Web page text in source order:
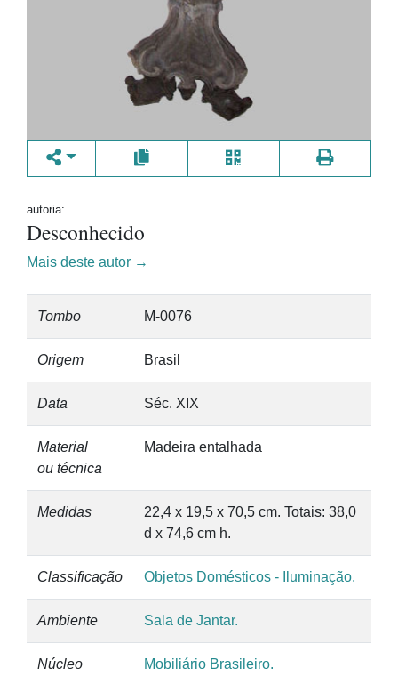
autoria:
Desconhecido
Mais deste autor →
Tombo M-0076
Origem Brasil
Data Séc. XIX
Material
ou técnica
Madeira entalhada
Medidas
22,4 x 19,5 x 70,5 cm. Totais: 38,0
d x 74,6 cm h.
Classificação Objetos Domésticos - Iluminação.
Ambiente Sala de Jantar.
Núcleo Mobiliário Brasileiro.